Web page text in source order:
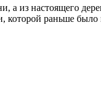
а из настоящего
которой раньше